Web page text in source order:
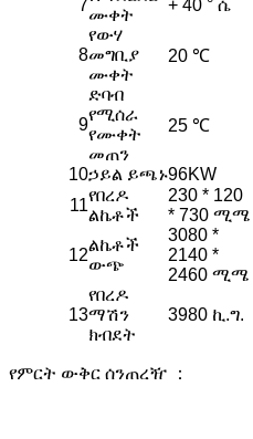
7
ሙቀት
+ 40 ° ሴ
8
የውሃ
መግቢያ
ሙቀት
20 ℃
9
ድባብ
የሚሰራ
የሙቀት
መጠን
25 ℃
10ኃይል ይጫኑ96KW
11
የበረዶ
ልኬቶች
230 * 120
* 730 ሚሜ
12
ልኬቶች
ውጭ
3080 *
2140 *
2460 ሚሜ
13
የበረዶ
ማሽን
ክብደት
3980 ኪ.ግ.
የምርት ውቅር ሰንጠረዥ ：